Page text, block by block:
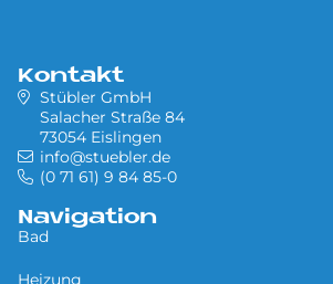
Kontakt
Stübler GmbH
Salacher Straße 84
73054 Eislingen
info@stuebler.de
(0 71 61) 9 84 85-0
Navigation
Bad
Heizung